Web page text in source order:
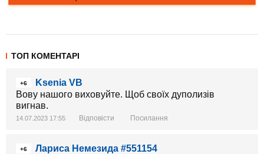
ТОП КОМЕНТАРІ
+6
Ksenia VB
Вову нашого виховуйте. Щоб своїх дуполизів
вигнав.
14.07.2023 17:55 Відповісти Посилання
+6
Лариса Немезида #551154